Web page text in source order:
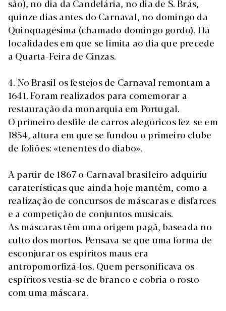
são), no dia da Candelária, no dia de S. Brás,
quinze dias antes do Carnaval, no domingo da
Quinquagésima (chamado domingo gordo). Há
localidades em que se limita ao dia que precede
a Quarta-Feira de Cinzas.
4. No Brasil os festejos de Carnaval remontam a
1641. Foram realizados para comemorar a
restauração da monarquia em Portugal.
O primeiro desfile de carros alegóricos fez-se em
1854, altura em que se fundou o primeiro clube
de foliões: «tenentes do diabo».
A partir de 1867 o Carnaval brasileiro adquiriu
caraterísticas que ainda hoje mantém, como a
realização de concursos de máscaras e disfarces
e a competição de conjuntos musicais.
As máscaras têm uma origem pagã, baseada no
culto dos mortos. Pensava-se que uma forma de
esconjurar os espíritos maus era
antropomorfizá-los. Quem personificava os
espíritos vestia-se de branco e cobria o rosto
com uma máscara.